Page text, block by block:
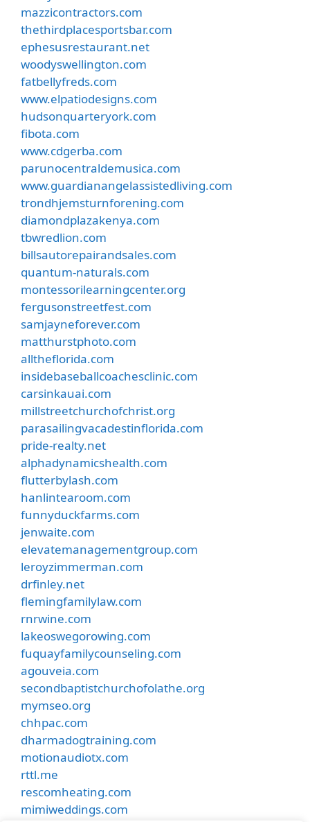
mazzicontractors.com
thethirdplacesportsbar.com
ephesusrestaurant.net
woodyswellington.com
fatbellyfreds.com
www.elpatiodesigns.com
hudsonquarteryork.com
fibota.com
www.cdgerba.com
parunocentraldemusica.com
www.guardianangelassistedliving.com
trondhjemsturnforening.com
diamondplazakenya.com
tbwredlion.com
billsautorepairandsales.com
quantum-naturals.com
montessorilearningcenter.org
fergusonstreetfest.com
samjayneforever.com
matthurstphoto.com
alltheflorida.com
insidebaseballcoachesclinic.com
carsinkauai.com
millstreetchurchofchrist.org
parasailingvacadestinflorida.com
pride-realty.net
alphadynamicshealth.com
flutterbylash.com
hanlintearoom.com
funnyduckfarms.com
jenwaite.com
elevatemanagementgroup.com
leroyzimmerman.com
drfinley.net
flemingfamilylaw.com
rnrwine.com
lakeoswegorowing.com
fuquayfamilycounseling.com
agouveia.com
secondbaptistchurchofolathe.org
mymseo.org
chhpac.com
dharmadogtraining.com
motionaudiotx.com
rttl.me
rescomheating.com
mimiweddings.com